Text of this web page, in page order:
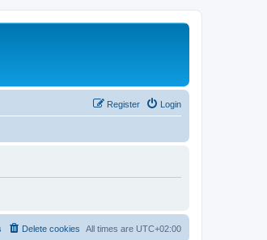
Login
Register
All times are UTC+02:00
Delete cookies